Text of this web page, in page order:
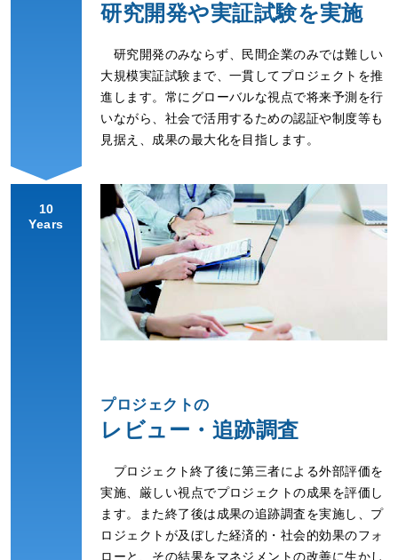
研究開発や実証試験を実施
研究開発のみならず、民間企業のみでは難しい
大規模実証試験まで、一貫してプロジェクトを推
進します。常にグローバルな視点で将来予測を行
いながら、社会で活用するための認証や制度等も
見据え、成果の最大化を目指します。
10
Years
プロジェクトの
レビュー・追跡調査
プロジェクト終了後に第三者による外部評価を
実施、厳しい視点でプロジェクトの成果を評価し
ます。また終了後は成果の追跡調査を実施し、プ
ロジェクトが及ぼした経済的・社会的効果のフォ
ローと、その結果をマネジメントの改善に生かし